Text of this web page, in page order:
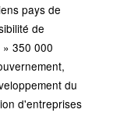
pays de
de
350 000
du
d'entreprises